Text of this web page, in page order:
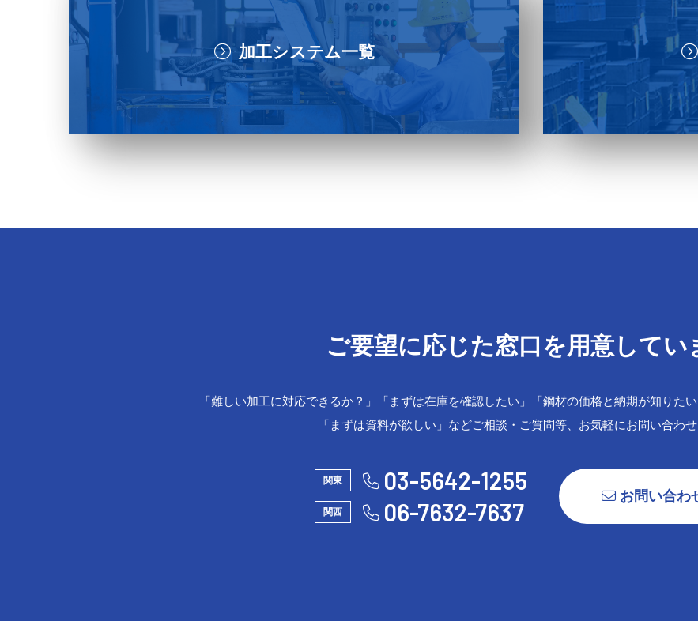
加工システム一覧
ご要望に応じた窓口を用意してい
「難しい加工に対応できるか？」「まずは在庫を確認したい」「鋼材の価格と納期が知りた
「まずは資料が欲しい」などご相談・ご質問等、お気軽にお問い合わ
関東 03-5642-1255
関西 06-7632-7637
お問い合わ